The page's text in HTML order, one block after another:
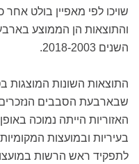
שויכו לפי מאפיין בולט
והתוצאות הן הממוצע
השנים 2018-2003.
התוצאות השונות
שבארבעת הסבבים
האזוריות הייתה נמוכה
בעיריות ובמועצות